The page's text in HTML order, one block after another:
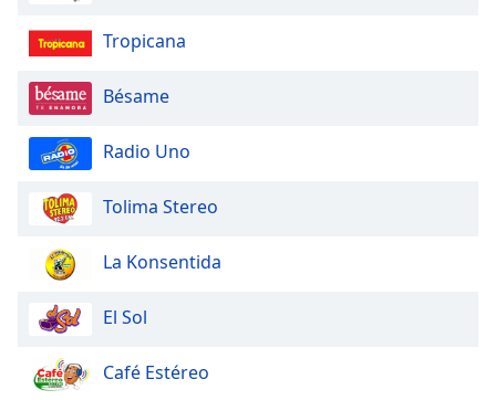
Tropicana
Bésame
Radio Uno
Tolima Stereo
La Konsentida
El Sol
Café Estéreo